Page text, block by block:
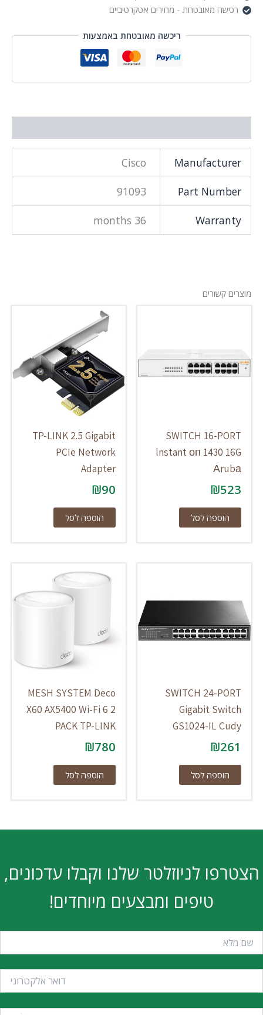
רכישה מאובטחת - מחירים אטקרטיביים
ריכשה מאובטחת באמצעות
Manufacturer
Cisco
Part Number
91093
Warranty
36 months
מוצרים קשורים
SWITCH 16-PORT
lnstant оп 1430 16G
Аrubа
₪523
הוספה לסל
TP-LINK 2.5 Gigabit
PCIe Network
Adapter
₪90
הוספה לסל
SWITCH 24-PORT
Gigabit Switch
GS1024-IL Cudy
₪261
הוספה לסל
MESH SYSTEM Deco
X60 AX5400 Wi-Fi 6 2
PACK TP-LINK
₪780
הוספה לסל
הצטרפו לניוזלטר שלנו וקבלו עדכונים,
טיפים ומבצעים מיוחדים!